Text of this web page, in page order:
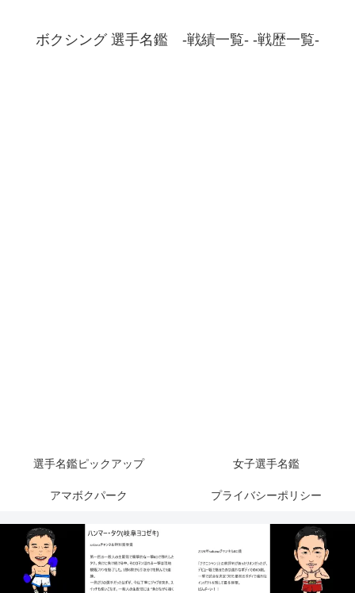
ボクシング 選手名鑑 -戦績一覧- -戦歴一覧-
選手名鑑ピックアップ 女子選手名鑑
アマボクパーク プライバシーポリシー